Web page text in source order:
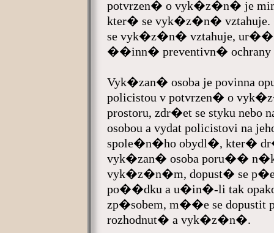
potvrzen� o vyk�z�n� je
kter� se vyk�z�n� vztahuje.
se vyk�z�n� vztahuje, ur��
��inn� preventivn� ochrany
Vyk�zan� osoba je povinna
policistou v potvrzen� o
prostoru, zdr�et se styku nebo
osobou a vydat policistovi na
spole�n�ho obydl�, kter�
vyk�zan� osoba poru��
vyk�z�n�m, dopust� se
po��dku a u�in�-li tak
zp�sobem, m��e se
rozhodnut� a vyk�z�n�.